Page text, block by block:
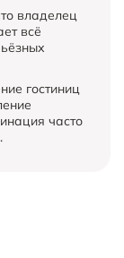
владелец
всё
гостиниц
часто